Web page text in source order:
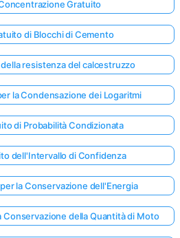
Gratuito
di Blocchi di Cemento
resistenza del calcestruzzo
la Condensazione dei Logaritmi
di Probabilità Condizionata
dell'Intervallo di Confidenza
la Conservazione dell'Energia
Conservazione della Quantità di Moto